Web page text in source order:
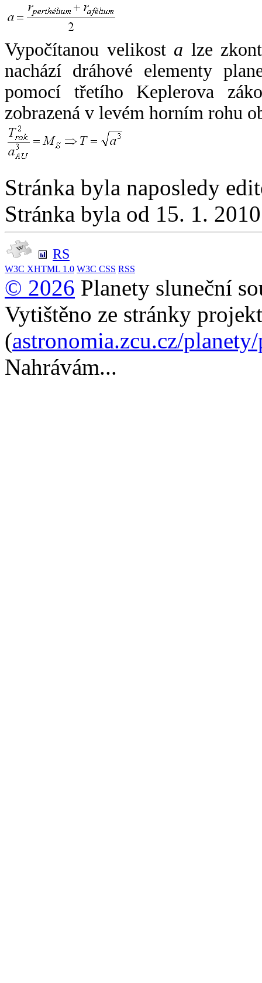
Vypočítanou velikost a lze
nachází dráhové elementy
pomocí třetího Keplerova
zobrazená v levém horním rohu
Stránka byla naposledy
Stránka byla od 15. 1.
RS
W3C XHTML 1.0 W3C CSS RSS
© 2026 Planety sluneční
Vytištěno ze stránky
(astronomia.zcu.cz/
Nahrávám...